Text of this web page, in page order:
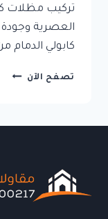
تركيب مظلات
العصرية
كابولي الدمام
تصفح الآن تركيب
وجودة
تدوم